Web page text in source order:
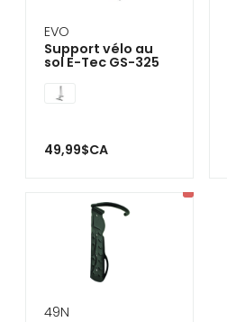
EVO
Support vélo au
sol E-Tec GS-325
49,99$CA
49N